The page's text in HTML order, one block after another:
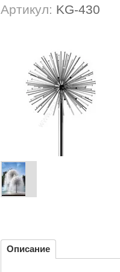
Артикул: KG-430
Описание